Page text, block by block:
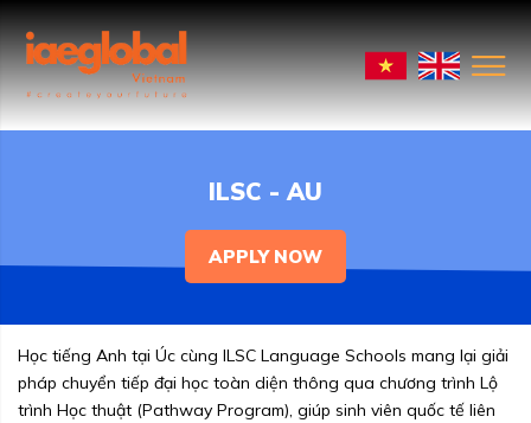
ILSC - AU
APPLY NOW
Học tiếng Anh tại Úc cùng ILSC Language Schools mang lại giải
pháp chuyển tiếp đại học toàn diện thông qua chương trình Lộ
trình Học thuật (Pathway Program), giúp sinh viên quốc tế liên